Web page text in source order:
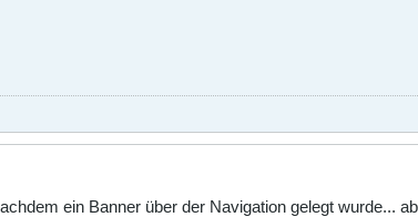
ein Banner über der Navigation gelegt wurde...